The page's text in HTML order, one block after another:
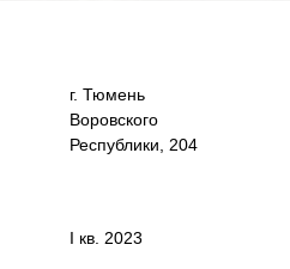
г. Тюмень
Воровского
Республики, 204
I кв. 2023